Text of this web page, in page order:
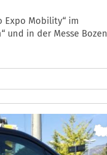
Expo Mobility“ im
und in der Messe Bozen